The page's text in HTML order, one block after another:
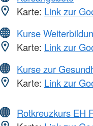
Karte: Link zur
Kurse
Karte: Link zur
Kurse zur
Karte: Link zur
Rotkreuzkurs EH